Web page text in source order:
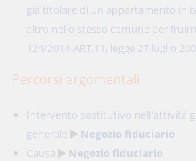
già titolare di un appartamento in
altro nello stesso comune per
124/2014-ART.11, legge 27 luglio
Percorsi argomentali
Intervento sostitutivo nell'attività
generale
Negozio fiduciario
Causa
Negozio fiduciario